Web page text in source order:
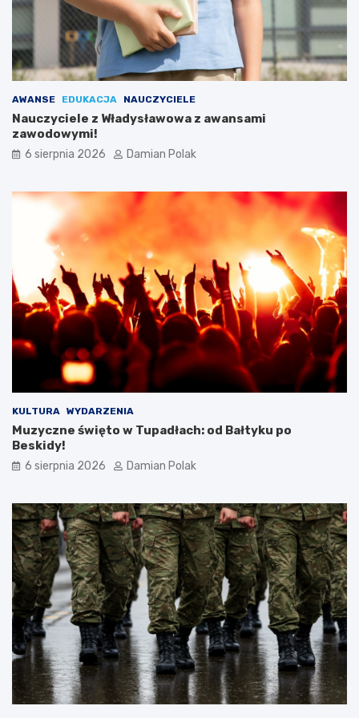
z
ł
a
s
ę
l
i
c
y
r
a
ż
e
i
i
d
l
a
4
l
a
t
k
i
d
i
ć
?
AWANSE EDUKACJA NAUCZYCIELE
Nauczyciele z Władysławowa z awansami
zawodowymi!
6 sierpnia 2026 Damian Polak
KULTURA WYDARZENIA
Muzyczne święto w Tupadłach: od Bałtyku po
Beskidy!
6 sierpnia 2026 Damian Polak